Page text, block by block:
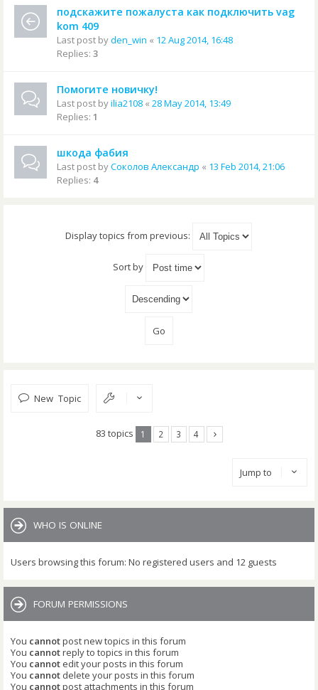
подскажите пожалуста как подключить vag
kom 409
Last post byden_win « 12 Aug 2014, 16:48
Replies: 3
Помогите новичку!
Last post byilia2108 « 28 May 2014, 13:49
Replies: 1
шкода фабия
Last post byСоколов Александр « 13 Feb 2014, 21:06
Replies: 4
Display topics from previous:
Sort by
New Topic
83 topics 1 2 3 4
Jump to
WHO IS ONLINE
Users browsing this forum: No registered users and 12 guests
FORUM PERMISSIONS
You cannotpost new topics in this forum
You cannotreply to topics in this forum
You cannot edit your posts in this forum
You cannot delete your posts in this forum
You cannotpost attachments in this forum